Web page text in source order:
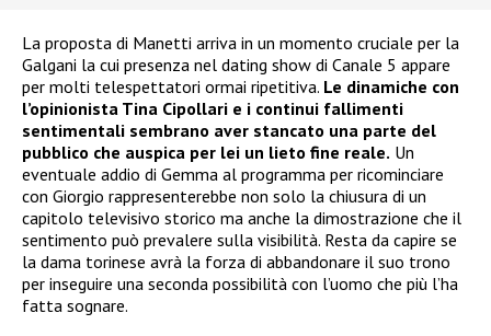
La proposta di Manetti arriva in un momento cruciale per la
Galgani la cui presenza nel dating show di Canale 5 appare
per molti telespettatori ormai ripetitiva. Le dinamiche con
l’opinionista Tina Cipollari e i continui fallimenti
sentimentali sembrano aver stancato una parte del
pubblico che auspica per lei un lieto fine reale. Un
eventuale addio di Gemma al programma per ricominciare
con Giorgio rappresenterebbe non solo la chiusura di un
capitolo televisivo storico ma anche la dimostrazione che il
sentimento può prevalere sulla visibilità. Resta da capire se
la dama torinese avrà la forza di abbandonare il suo trono
per inseguire una seconda possibilità con l’uomo che più l’ha
fatta sognare.